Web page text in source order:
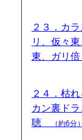
２３．カ
リ、仮々
東、ガリ
２４．枯
カン裏ド
聴
（約6分）